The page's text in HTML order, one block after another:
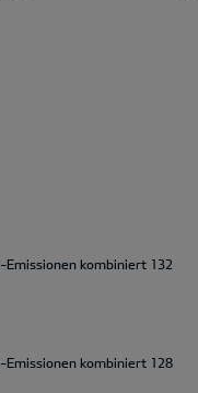
-Emissionen kombiniert 132
-Emissionen kombiniert 128